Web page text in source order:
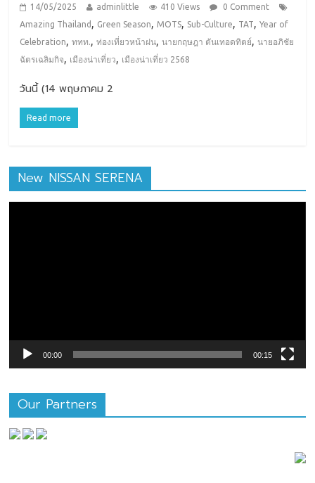
14/05/2025 adminlittle 410 Views
0 Comment
Amazing Thailand , Green Season, MOTS, Sub-Culture, TAT,Year of
Celebration,ททท.,ท่องเที่ยวหน้าฝน,นายกฤษฎา ตันเทอดทิตย์,นายอภิชัย
ฉัตรเฉลิมกิจ, เมืองน่าเที่ยว, เมืองน่าเที่ยว 2568
วันนี้ (14 พฤษภาคม 2
Read more
New NISSAN SERENA
00:00 00:15
Our Partners